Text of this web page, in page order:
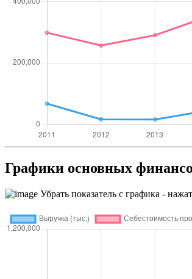
Графики основных
Убрать показатель с графика -